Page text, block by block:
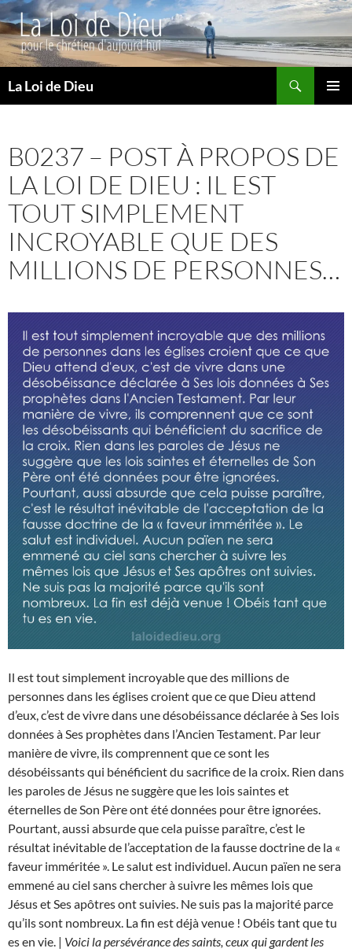
La Loi de Dieu
B0237 – POST À PROPOS DE
LA LOI DE DIEU : IL EST
TOUT SIMPLEMENT
INCROYABLE QUE DES
MILLIONS DE PERSONNES…
Il est tout simplement incroyable que des millions de
personnes dans les églises croient que ce que Dieu attend
d’eux, c’est de vivre dans une désobéissance déclarée à Ses lois
données à Ses prophètes dans l’Ancien Testament. Par leur
manière de vivre, ils comprennent que ce sont les
désobéissants qui bénéficient du sacrifice de la croix. Rien dans
les paroles de Jésus ne suggère que les lois saintes et
éternelles de Son Père ont été données pour être ignorées.
Pourtant, aussi absurde que cela puisse paraître, c’est le
résultat inévitable de l’acceptation de la fausse doctrine de la «
faveur imméritée ». Le salut est individuel. Aucun païen ne sera
emmené au ciel sans chercher à suivre les mêmes lois que
Jésus et Ses apôtres ont suivies. Ne suis pas la majorité parce
qu’ils sont nombreux. La fin est déjà venue ! Obéis tant que tu
es en vie. | Voici la persévérance des saints, ceux qui gardent les